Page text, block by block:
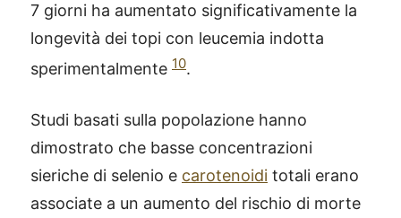
7 giorni ha aumentato significativamente la
longevità dei topi con leucemia indotta
sperimentalmente 10.
Studi basati sulla popolazione hanno
dimostrato che basse concentrazioni
sieriche di selenio e carotenoidi totali erano
associate a un aumento del rischio di morte